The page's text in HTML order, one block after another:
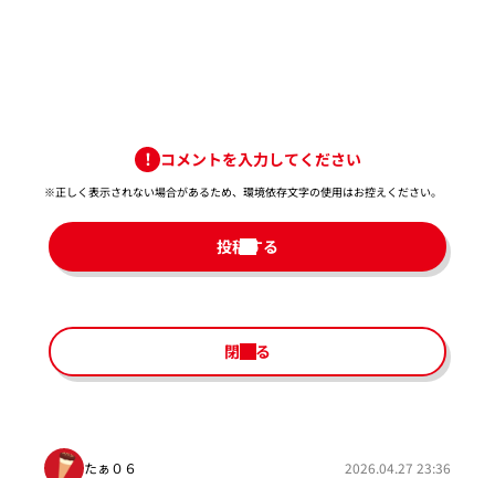
コメントを入力してください
※正しく表示されない場合があるため、環境依存文字の使用はお控えください。​
投稿する
閉じる
たぁ０６ 2026.04.27 23:36